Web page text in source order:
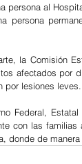
persona al
la Comisión
afectados por
por lesiones leves.
Federal,
con las
donde de